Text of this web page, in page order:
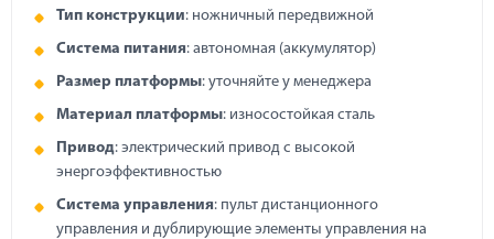
Тип конструкции: ножничный передвижной
Система питания: автономная (аккумулятор)
Размер платформы: уточняйте у менеджера
Материал платформы: износостойкая сталь
Привод: электрический привод с высокой
энергоэффективностью
Система управления: пульт дистанционного
управления и дублирующие элементы управления на